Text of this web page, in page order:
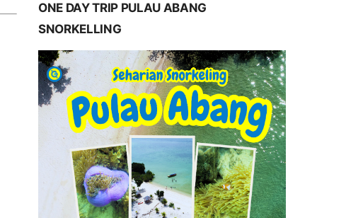
ONE DAY TRIP PULAU ABANG
SNORKELLING